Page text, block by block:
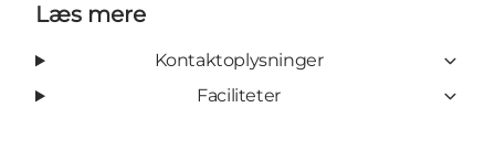
Læs mere
Kontaktoplysninger
Faciliteter